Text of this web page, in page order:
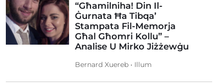
“Għamilniha! Din Il-
Ġurnata Ħa Tibqa’
Stampata Fil-Memorja
Għal Għomri Kollu” –
Analise U Mirko Jiżżewġu
Bernard Xuereb • Illum